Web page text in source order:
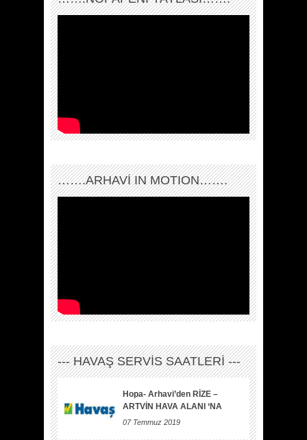
…….ARHAVI IN MOTION…….
--- HAVAŞ SERVİS SAATLERİ ---
Hopa- Arhavi’den RİZE –
ARTVİN HAVA ALANI ‘NA
07 Temmuz 2019